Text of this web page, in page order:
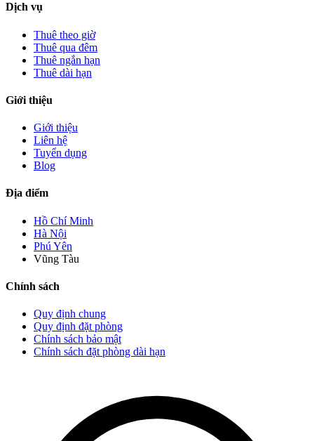
Dịch vụ
Thuê theo giờ
Thuê qua đêm
Thuê ngắn hạn
Thuê dài hạn
Giới thiệu
Giới thiệu
Liên hệ
Tuyển dụng
Blog
Địa điểm
Hồ Chí Minh
Hà Nội
Phú Yên
Vũng Tàu
Chính sách
Quy định chung
Quy định đặt phòng
Chính sách bảo mật
Chính sách đặt phòng dài hạn